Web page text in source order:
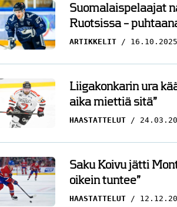
Suomalaispelaajat
Ruotsissa –
ARTIKKELIT 16.10.2025
Liigakonkarin ura
aika miettiä sitä”
HAASTATTELUT
Saku Koivu jätti
oikein tuntee”
HAASTATTELUT